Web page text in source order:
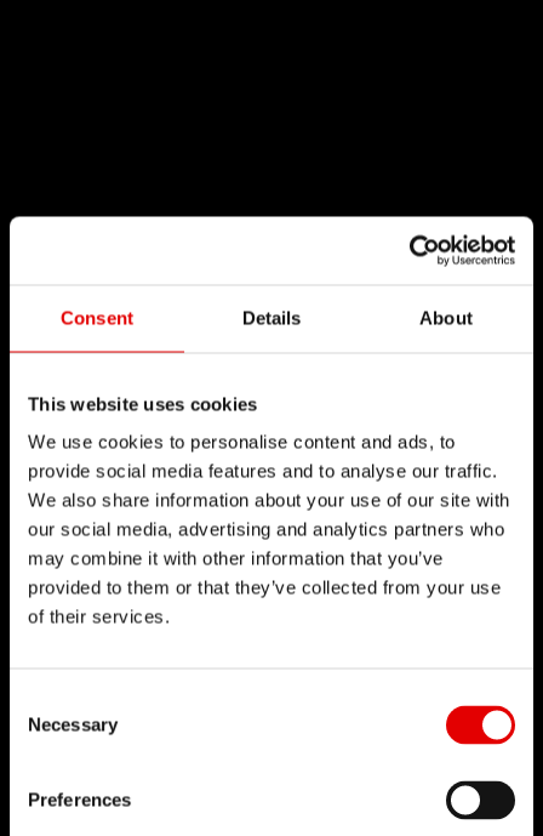
Consent Details About
This website uses cookies
We use cookies to personalise content and ads, to
provide social media features and to analyse our traffic.
We also share information about your use of our site with
our social media, advertising and analytics partners who
may combine it with other information that you’ve
provided to them or that they’ve collected from your use
of their services.
Necessary
Preferences